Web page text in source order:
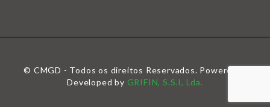
© CMGD - Todos os direitos Reservados. Powered &
Developed by GRIFIN, S.S.I, Lda.